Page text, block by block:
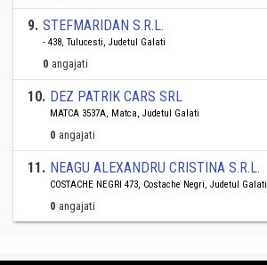
9. STEFMARIDAN S.R.L.
- 438, Tulucesti, Judetul Galati
0 angajati
10. DEZ PATRIK CARS SRL
MATCA 3537A, Matca, Judetul Galati
0 angajati
11. NEAGU ALEXANDRU CRISTINA S.R.L.
COSTACHE NEGRI 473, Costache Negri, Judetul Galati
0 angajati